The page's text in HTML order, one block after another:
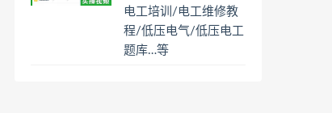
电工培训/电工维修教
程/低压电气/低压电工
题库…等